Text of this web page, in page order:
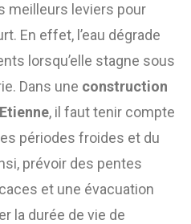
meilleurs leviers pour
En effet, l’eau dégrade
lorsqu’elle stagne sous
Dans une construction
, il faut tenir compte
périodes froides et du
prévoir des pentes
et une évacuation
la durée de vie de